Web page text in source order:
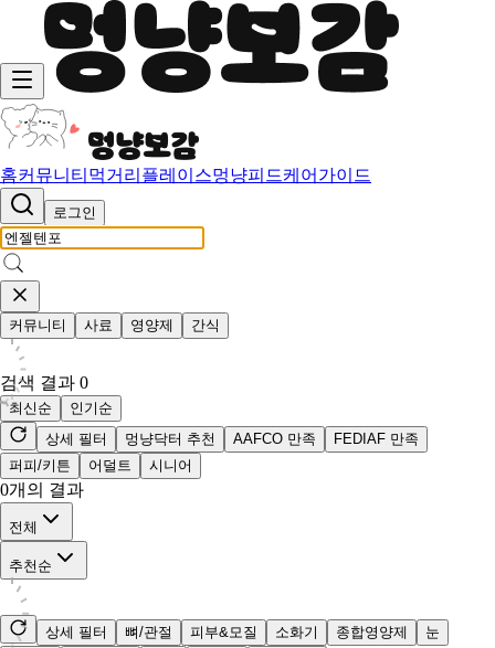
홈커뮤니티 먹거리 플레이스멍냥피드케어가이드
로그인
커뮤니티 사료 영양제 간식
검색 결과 0
최신순
인기순
상세 필터
멍냥닥터 추천 AAFCO 만족
FEDIAF 만족
퍼피/키튼
어덜트 시니어
0개의 결과
전체
추천순
상세 필터 뼈/관절 피부&모질 소화기 종합영양제
눈